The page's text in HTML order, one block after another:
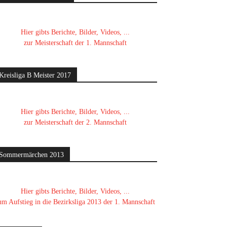
Hier gibts Berichte, Bilder, Videos, ...
zur Meisterschaft der 1. Mannschaft
B Meister 2017
Hier gibts Berichte, Bilder, Videos, ...
zur Meisterschaft der 2. Mannschaft
2013
Hier gibts Berichte, Bilder, Videos, ...
Aufstieg in die Bezirksliga 2013 der 1. Mannschaft